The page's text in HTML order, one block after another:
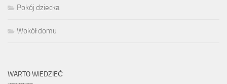
Pokój dziecka
Wokół domu
WARTO WIEDZIEĆ